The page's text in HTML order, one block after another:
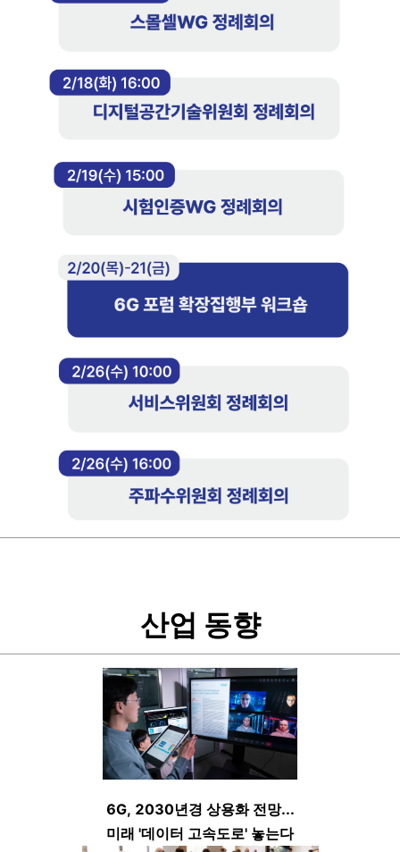
산업 동향
6G, 2030년경 상용화 전망...
미래 '데이터 고속도로' 놓는다